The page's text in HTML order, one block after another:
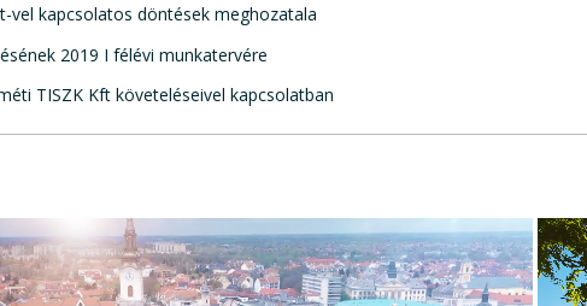
vel kapcsolatos döntések meghozatala
2019 I félévi munkatervére
TISZK Kft követeléseivel kapcsolatban